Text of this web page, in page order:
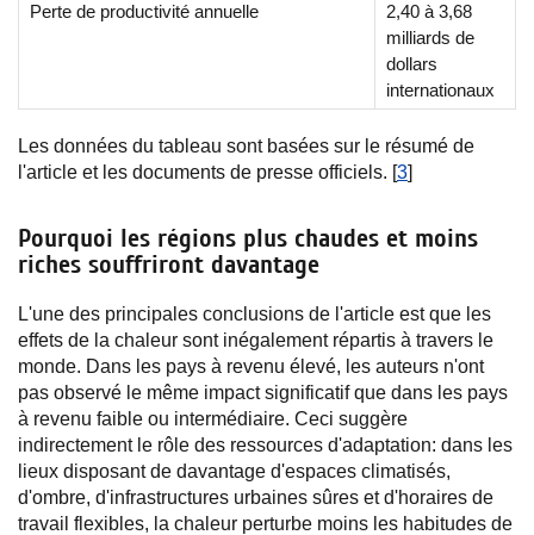
Perte de productivité annuelle
2,40 à 3,68
milliards de
dollars
internationaux
Les données du tableau sont basées sur le résumé de
l'article et les documents de presse officiels. [3]
Pourquoi les régions plus chaudes et moins
riches souffriront davantage
L'une des principales conclusions de l'article est que les
effets de la chaleur sont inégalement répartis à travers le
monde. Dans les pays à revenu élevé, les auteurs n'ont
pas observé le même impact significatif que dans les pays
à revenu faible ou intermédiaire. Ceci suggère
indirectement le rôle des ressources d'adaptation: dans les
lieux disposant de davantage d'espaces climatisés,
d'ombre, d'infrastructures urbaines sûres et d'horaires de
travail flexibles, la chaleur perturbe moins les habitudes de